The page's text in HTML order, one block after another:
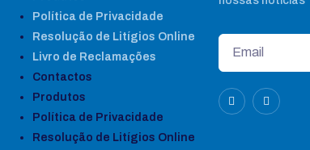
Política de Privacidade
Resolução de Litígios Online
Livro de Reclamações
Contactos
Produtos
Política de Privacidade
Resolução de Litígios Online